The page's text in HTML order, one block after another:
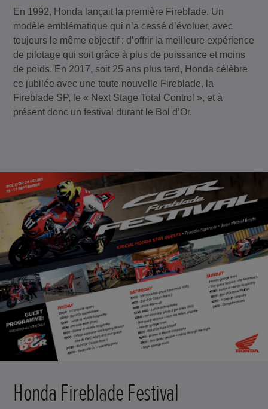
En 1992, Honda lançait la première Fireblade. Un
modèle emblématique qui n’a cessé d’évoluer, avec
toujours le même objectif : d’offrir la meilleure expérience
de pilotage qui soit grâce à plus de puissance et moins
de poids. En 2017, soit 25 ans plus tard, Honda célèbre
ce jubilée avec une toute nouvelle Fireblade, la
Fireblade SP, le « Next Stage Total Control », et à
présent donc un festival durant le Bol d’Or.
Honda Fireblade Festival